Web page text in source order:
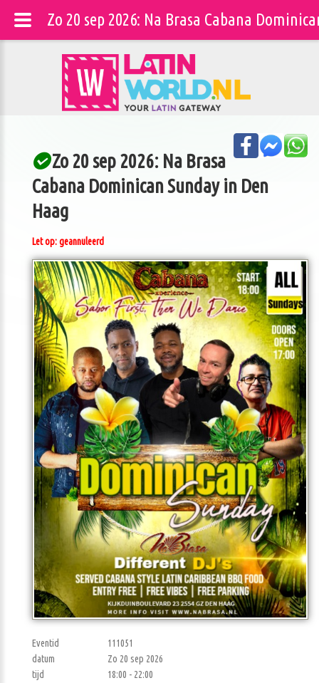
Zo 20 sep 2026: Na Brasa
Cabana Dominican Sunday in Den
Haag
Let op: geannuleerd
Eventid
111051
datum
Zo 20 sep 2026
tijd
18:00 - 22:00
Zo 20 sep 2026: Na Brasa Cabana